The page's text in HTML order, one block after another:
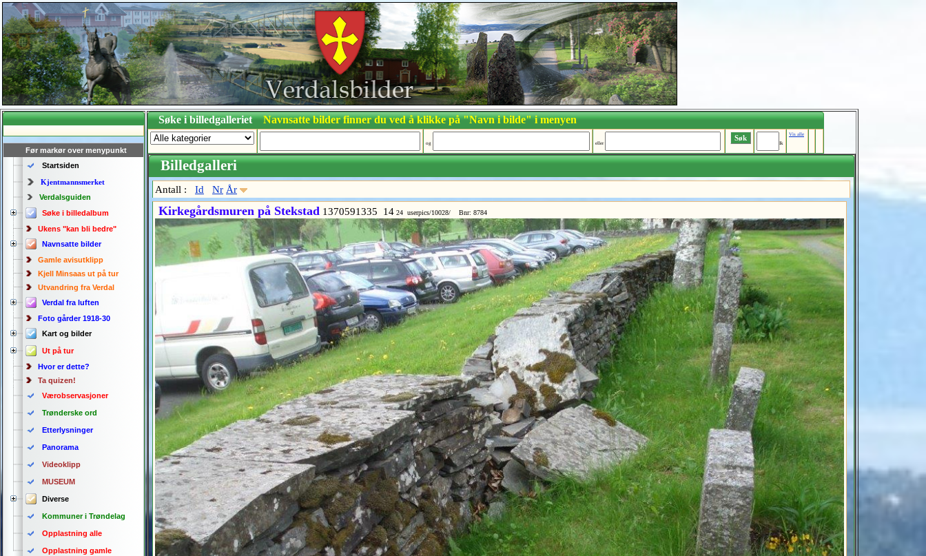
Før markør over menypunkt
Startsiden
Kjentmannsmerket
Verdalsguiden
Søke i billedalbum
Ukens "kan bli bedre"
Navnsatte bilder
Gamle avisutklipp
Kjell Minsaas ut på tur
Utvandring fra Verdal
Verdal fra luften
Foto gårder 1918-30
Kart og bilder
Ut på tur
Hvor er dette?
Ta quizen!
Værobservasjoner
Trønderske ord
Etterlysninger
Panorama
Videoklipp
MUSEUM
Diverse
Kommuner i Trøndelag
Opplastning alle
Opplastning gamle
Søke i billedgallerietNavnsatte bilder finner du ved å klikke på "Navn i bilde" i menyen
og eller Ik
Vis alle
Billedgalleri
Antall : Id Nr År
Kirkegårdsmuren på Stekstad 1370591335 14 24 userpics/10028/ Bnr: 8784